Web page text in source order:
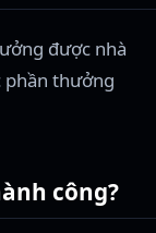
được nhà
phần thưởng
công?